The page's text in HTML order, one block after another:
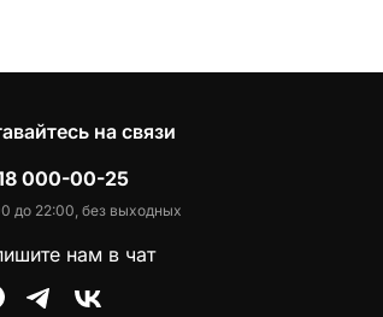
на связи
000-00-25
до 22:00, без выходных
нам в чат